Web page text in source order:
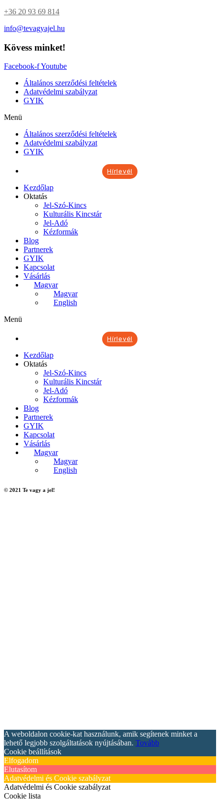
+36 20 93 69 814
info@tevagyajel.hu
Kövess minket!
Facebook-fYoutube
Általános szerződési feltételek
Adatvédelmi szabályzat
GYIK
Menü
Általános szerződési feltételek
Adatvédelmi szabályzat
GYIK
Hírlevél
Kezdőlap
Oktatás
Jel-Szó-Kincs
Kulturális Kincstár
Jel-Adó
Kézformák
Blog
Partnerek
GYIK
Kapcsolat
Vásárlás
Magyar
Magyar
English
Menü
Hírlevél
Kezdőlap
Oktatás
Jel-Szó-Kincs
Kulturális Kincstár
Jel-Adó
Kézformák
Blog
Partnerek
GYIK
Kapcsolat
Vásárlás
Magyar
Magyar
English
© 2021 Te vagy a jel!
A weboldalon cookie-kat használunk, amik segítenek minket a
lehető legjobb szolgáltatások nyújtásában. Tovább
Cookie beállítások
Elfogadom
Elutasítom
Adatvédelmi és Cookie szabályzat
Adatvédelmi és Cookie szabályzat
Cookie lista